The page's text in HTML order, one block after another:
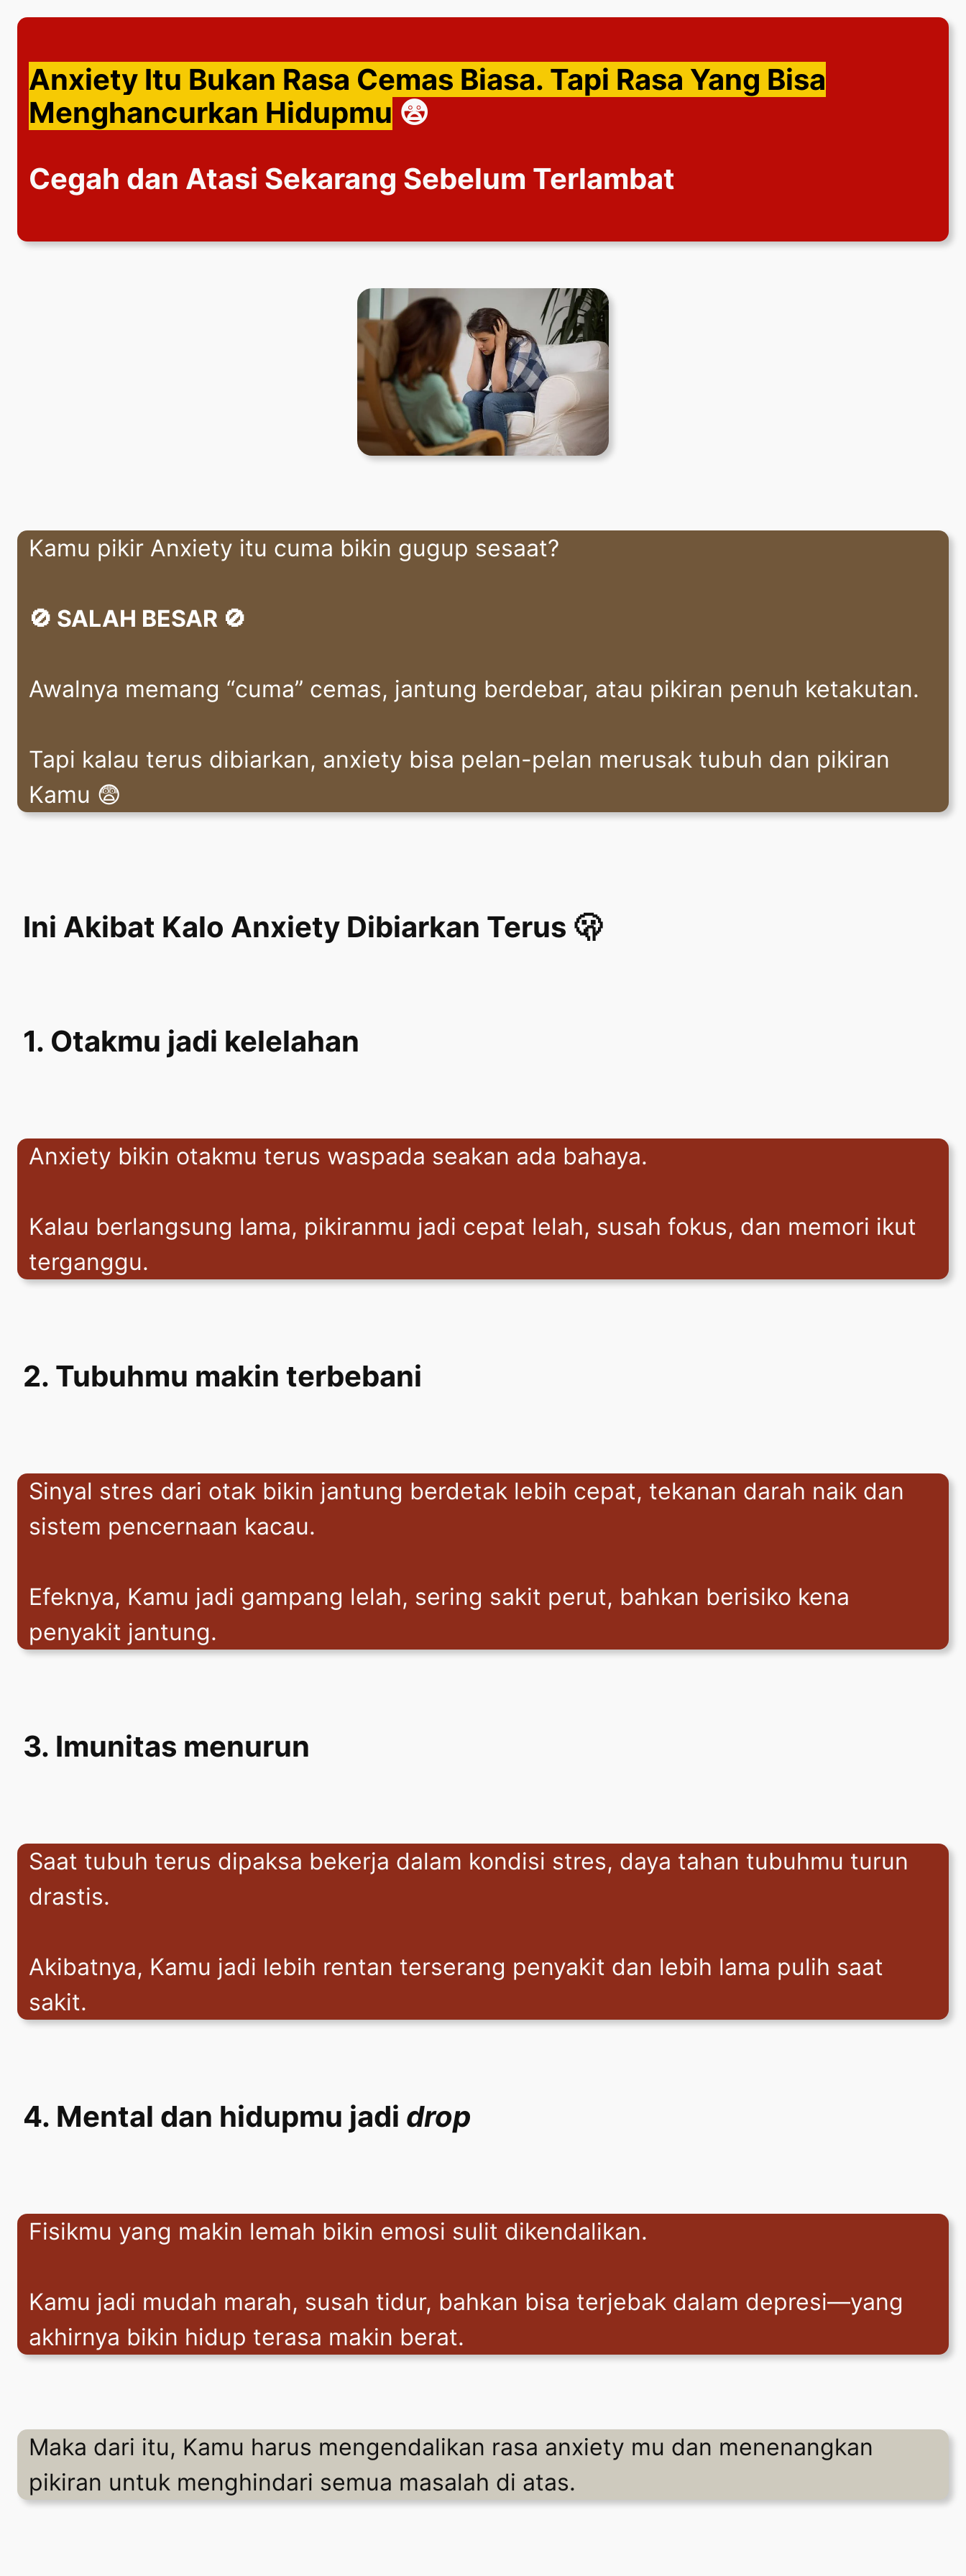
Lewati
Anxiety Itu Bukan Rasa Cemas Biasa. Tapi Rasa Yang Bisa
Menghancurkan Hidupmu 😨
Cegah dan Atasi Sekarang Sebelum Terlambat
Kamu pikir Anxiety itu cuma bikin gugup sesaat?
🚫 SALAH BESAR 🚫
Awalnya memang “cuma” cemas, jantung berdebar, atau pikiran penuh ketakutan.
Tapi kalau terus dibiarkan, anxiety bisa pelan-pelan merusak tubuh dan pikiran
Kamu 😨
Ini Akibat Kalo Anxiety Dibiarkan Terus 🫢
1. Otakmu jadi kelelahan
Anxiety bikin otakmu terus waspada seakan ada bahaya.
Kalau berlangsung lama, pikiranmu jadi cepat lelah, susah fokus, dan memori ikut
terganggu.
2. Tubuhmu makin terbebani
Sinyal stres dari otak bikin jantung berdetak lebih cepat, tekanan darah naik dan
sistem pencernaan kacau.
Efeknya, Kamu jadi gampang lelah, sering sakit perut, bahkan berisiko kena
penyakit jantung.
3. Imunitas menurun
Saat tubuh terus dipaksa bekerja dalam kondisi stres, daya tahan tubuhmu turun
drastis.
Akibatnya, Kamu jadi lebih rentan terserang penyakit dan lebih lama pulih saat
sakit.
4. Mental dan hidupmu jadi drop
Fisikmu yang makin lemah bikin emosi sulit dikendalikan.
Kamu jadi mudah marah, susah tidur, bahkan bisa terjebak dalam depresi—yang
akhirnya bikin hidup terasa makin berat.
Maka dari itu, Kamu harus mengendalikan rasa anxiety mu dan menenangkan
pikiran untuk menghindari semua masalah di atas.